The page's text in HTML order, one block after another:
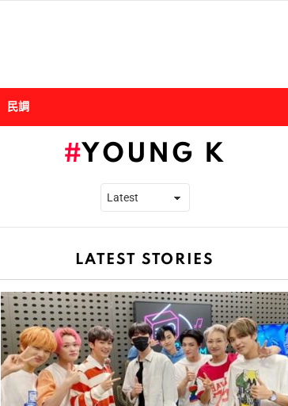
民調
YOUNG K
LATEST STORIES